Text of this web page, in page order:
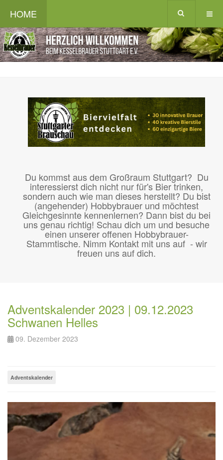
HOME
Du kommst aus dem Großraum Stuttgart? Du
interessierst dich nicht nur für's Bier trinken,
sondern auch wie man dieses herstellt? Du bist
(angehender) Hobbybrauer und möchtest
Gleichgesinnte kennenlernen? Dann bist du bei
uns genau richtig! Schau dich um und besuche
einen unserer offenen Hobbybrauer-
Stammtische. Nimm Kontakt mit uns auf - wir
freuen uns auf dich.
Adventskalender 2023 | 09.12.2023
Schwanen Helles
09. Dezember 2023
Adventskalender